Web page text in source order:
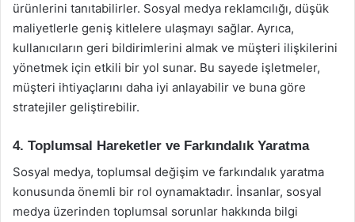
ürünlerini tanıtabilirler. Sosyal medya reklamcılığı, düşük
maliyetlerle geniş kitlelere ulaşmayı sağlar. Ayrıca,
kullanıcıların geri bildirimlerini almak ve müşteri ilişkilerini
yönetmek için etkili bir yol sunar. Bu sayede işletmeler,
müşteri ihtiyaçlarını daha iyi anlayabilir ve buna göre
stratejiler geliştirebilir.
4. Toplumsal Hareketler ve Farkındalık Yaratma
Sosyal medya, toplumsal değişim ve farkındalık yaratma
konusunda önemli bir rol oynamaktadır. İnsanlar, sosyal
medya üzerinden toplumsal sorunlar hakkında bilgi